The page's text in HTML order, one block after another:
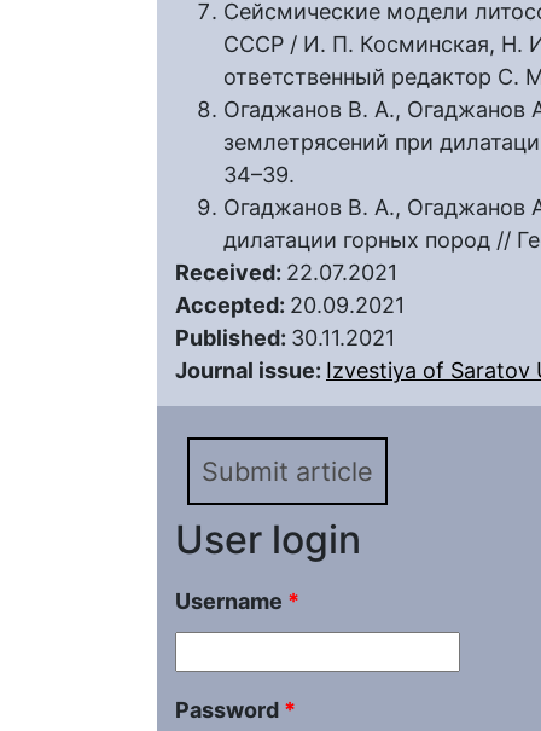
Сейсмические модели
СССР / И. П. Косминская, Н.
ответственный редактор С.
Огаджанов В. А., Огаджанов
землетрясений при
34–39.
Огаджанов В. А., Огаджанов
дилатации горных пород //
Received: 22.07.2021
Accepted: 20.09.2021
Published: 30.11.2021
Journal issue: Izvestiya of Saratov
Submit article
User login
Username *
Password *